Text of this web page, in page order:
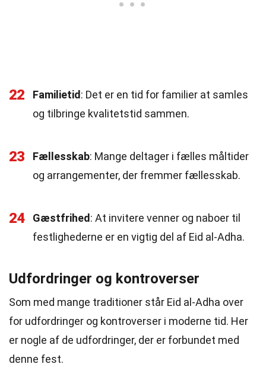
22 Familietid : Det er en tid for familier at samles
og tilbringe kvalitetstid sammen.
23 Fællesskab: Mange deltager i fælles måltider
og arrangementer, der fremmer fællesskab.
24 Gæstfrihed : At invitere venner og naboer til
festlighederne er en vigtig del af Eid al-Adha.
Udfordringer og kontroverser
Som med mange traditioner står Eid al-Adha over
for udfordringer og kontroverser i moderne tid. Her
er nogle af de udfordringer, der er forbundet med
denne fest.